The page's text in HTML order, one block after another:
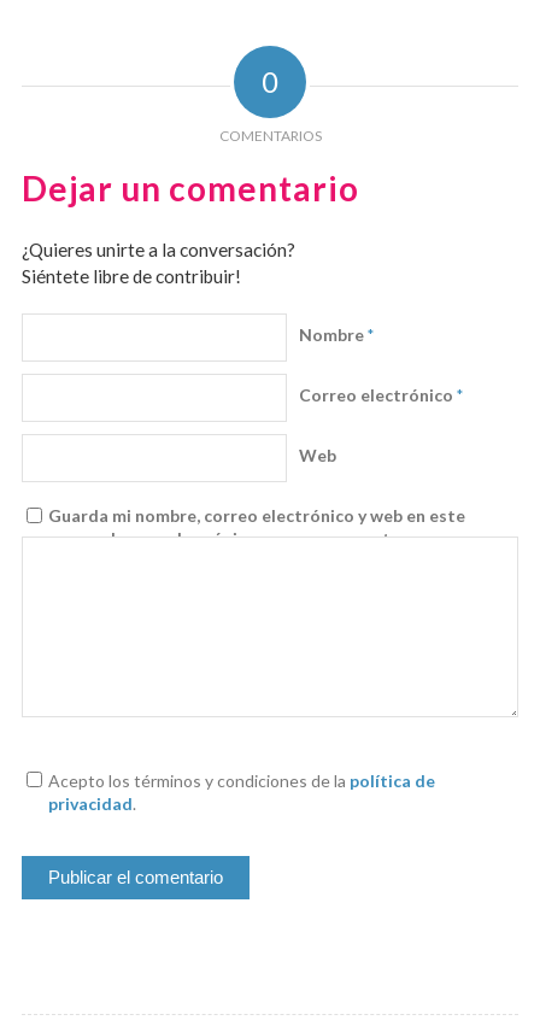
0
COMENTARIOS
Dejar un comentario
¿Quieres unirte a la conversación?
Siéntete libre de contribuir!
Nombre*
Correo electrónico *
Web
Guarda mi nombre, correo electrónico y web en este
navegador para la próxima vez que comente.
Acepto los términos y condiciones de la política de
privacidad.